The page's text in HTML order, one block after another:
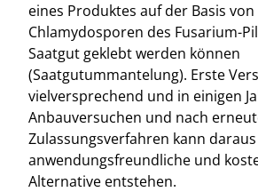
eines Produktes auf der Basis von
Chlamydosporen des Fusarium-
Saatgut geklebt werden können
(Saatgutummantelung). Erste
vielversprechend und in einigen
Anbauversuchen und nach
Zulassungsverfahren kann
anwendungsfreundliche und
Alternative entstehen.